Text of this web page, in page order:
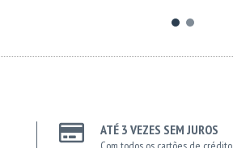
ATÉ 3 VEZES SEM JUROS